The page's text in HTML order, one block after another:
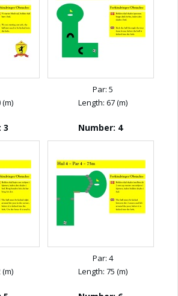
Par: 5
Length: 67 (m)
3 Number: 4
Par: 4
Length: 75 (m)